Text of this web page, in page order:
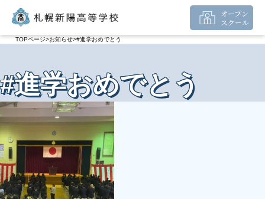
オープン
スクール
TOPページ お知らせ #進学おめでとう
#進学おめでとう